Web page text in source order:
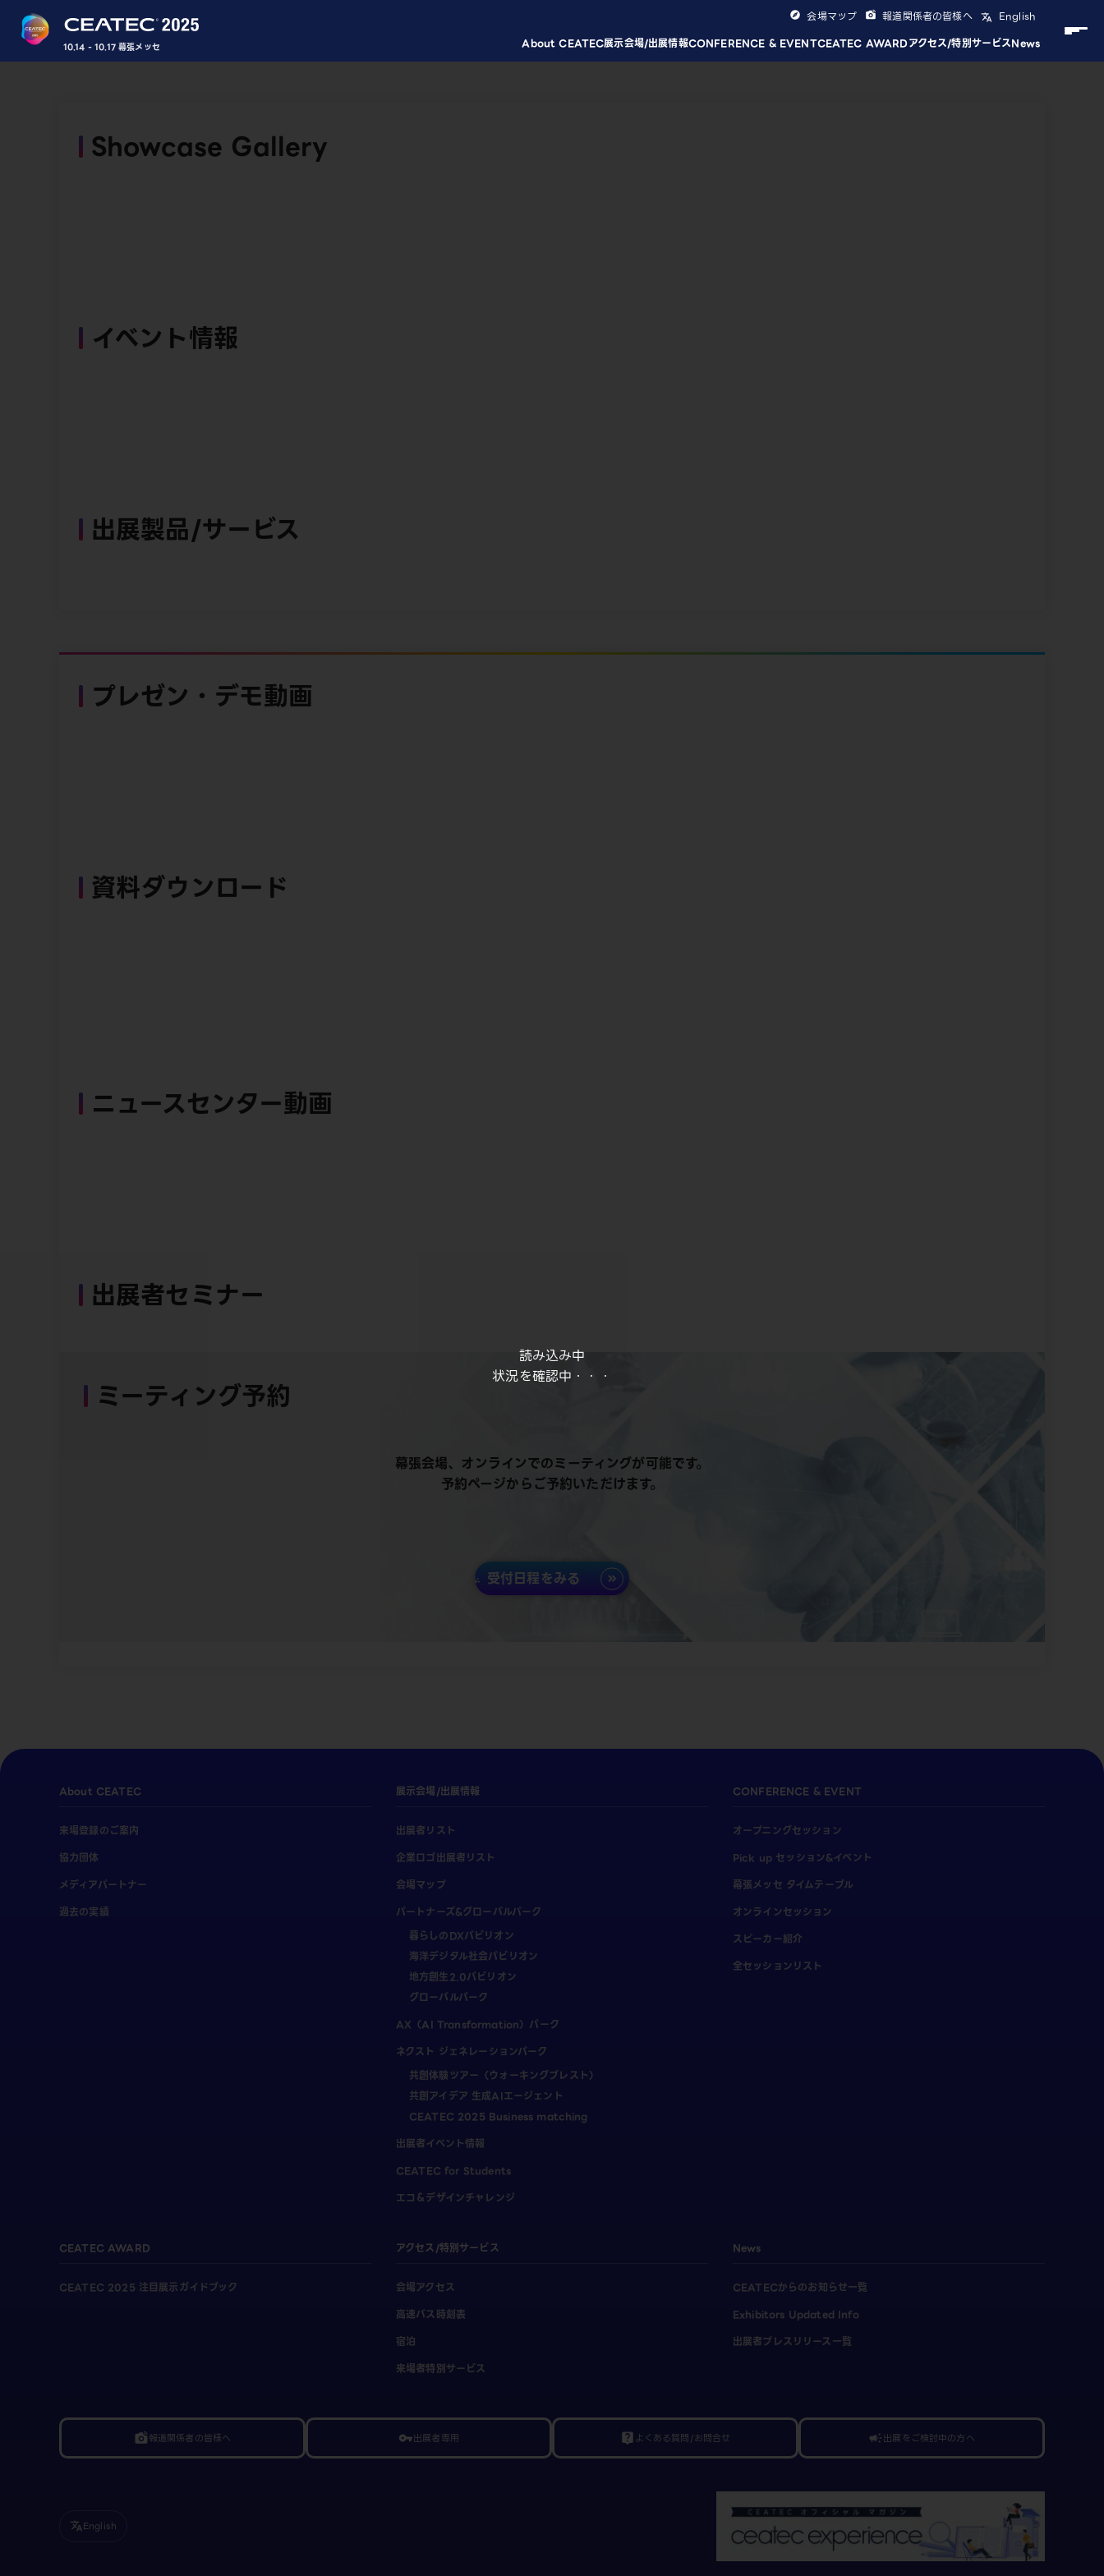
読み込み中
状況を確認中・・・
10.14 - 10.17 幕張メッセ About CEATEC展示会場/出展情報CONFERENCE & EVENTCEATEC AWARDアクセス/特別サービスNews
会場マップ 報道関係者の皆様へ English
Showcase Gallery
イベント情報
出展製品/サービス
プレゼン・デモ動画
資料ダウンロード
ニュースセンター動画
出展者セミナー
ミーティング予約
幕張会場、オンラインでのミーティングが可能です。
予約ページからご予約いただけます。
受付日程をみる
About CEATEC
来場登録のご案内
協力団体
メディアパートナー
過去の実績
展示会場/出展情報
出展者リスト
企業ロゴ出展者リスト
会場マップ
パートナーズ&グローバルパーク
暮らしのDXパビリオン
海洋デジタル社会パビリオン
地方創生2.0パビリオン
グローバルパーク
AX（AI Transformation）パーク
ネクスト ジェネレーションパーク
共創体験ツアー（ウォーキングブレスト）
共創アイデア 生成AIエージェント
CEATEC 2025 Business matching
出展者イベント情報
CEATEC for Students
エコ＆デザインチャレンジ
CONFERENCE & EVENT
オープニングセッション
Pick up セッション&イベント
幕張メッセ タイムテーブル
オンラインセッション
スピーカー紹介
全セッションリスト
CEATEC AWARD
CEATEC 2025 注目展示ガイドブック
アクセス/特別サービス
会場アクセス
高速バス時刻表
宿泊
来場者特別サービス
News
CEATECからのお知らせ一覧
Exhibitors Updated Info
出展者プレスリリース一覧
linked_camera報道関係者の皆様へ vpn_key出展者専用 live_help よくある質問/お問合せ campaign出展をご検討中の方へ
translateEnglish